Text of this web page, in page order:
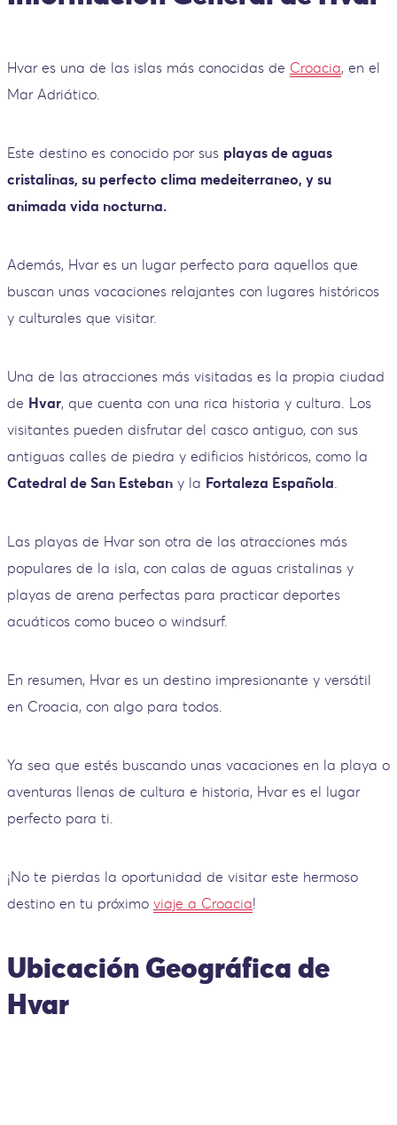
Hvar es una de las islas más conocidas de Croacia, en el
Mar Adriático.
Este destino es conocido por sus playas de aguas
cristalinas, su perfecto clima medeiterraneo, y su
animada vida nocturna.
Además, Hvar es un lugar perfecto para aquellos que
buscan unas vacaciones relajantes con lugares históricos
y culturales que visitar.
Una de las atracciones más visitadas es la propia ciudad
de Hvar, que cuenta con una rica historia y cultura. Los
visitantes pueden disfrutar del casco antiguo, con sus
antiguas calles de piedra y edificios históricos, como la
Catedral de San Esteban y la Fortaleza Española
Las playas de Hvar son otra de las atracciones más
populares de la isla, con calas de aguas cristalinas y
playas de arena perfectas para practicar deportes
acuáticos como buceo o windsurf.
En resumen, Hvar es un destino impresionante y versátil
en Croacia, con algo para todos.
Ya sea que estés buscando unas vacaciones en la playa o
aventuras llenas de cultura e historia, Hvar es el lugar
perfecto para ti.
¡No te pierdas la oportunidad de visitar este hermoso
destino en tu próximo viaje a Croacia!
Ubicación Geográfica de
Hvar